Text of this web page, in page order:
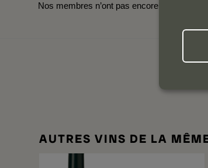
Nos membres n’ont pas encore laissé de
AUTRES VINS DE LA